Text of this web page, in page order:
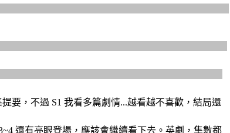
提要，不過 S1 我看多篇劇情...越看越不喜歡，結局還
還有亮眼登場，應該會繼續看下去。英劇，集數都